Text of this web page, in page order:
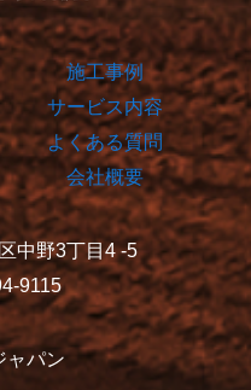
施工事例
サービス内容
よくある質問
会社概要
中野3丁目4 -5
9115
ャパン